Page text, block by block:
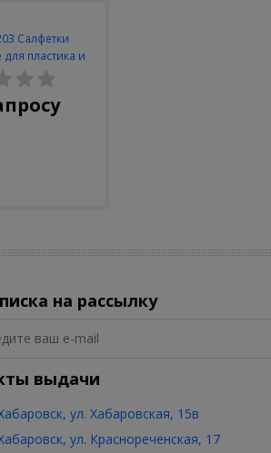
Салфетки
пластика и
на рассылку
выдачи
ул. Хабаровская, 15в
ул. Краснореченская, 17